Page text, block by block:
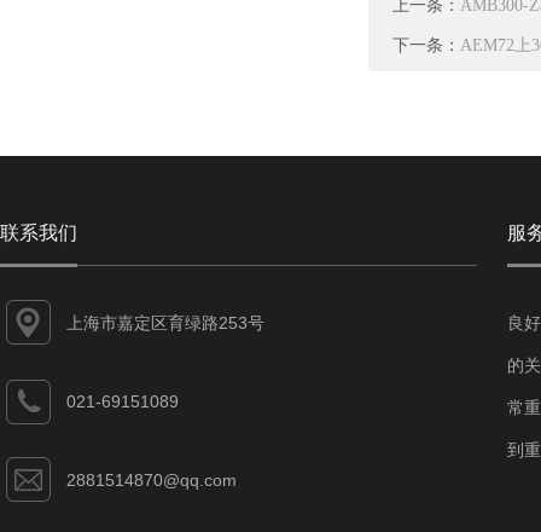
上一条： AMB300-
下一条： AEM72上
联系我们
上海市嘉定区育绿路253号
021-69151089
2881514870@qq.com
服
良
的
常
到